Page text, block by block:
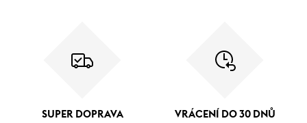
SUPER DOPRAVA VRÁCENÍ DO 30 DNŮ